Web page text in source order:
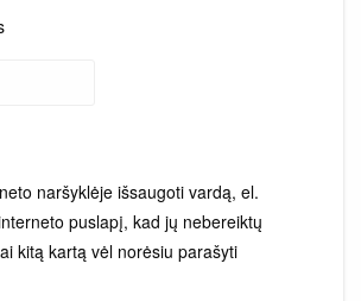
naršyklėje išsaugoti vardą, el.
puslapį, kad jų nebereiktų
kitą kartą vėl norėsiu parašyti